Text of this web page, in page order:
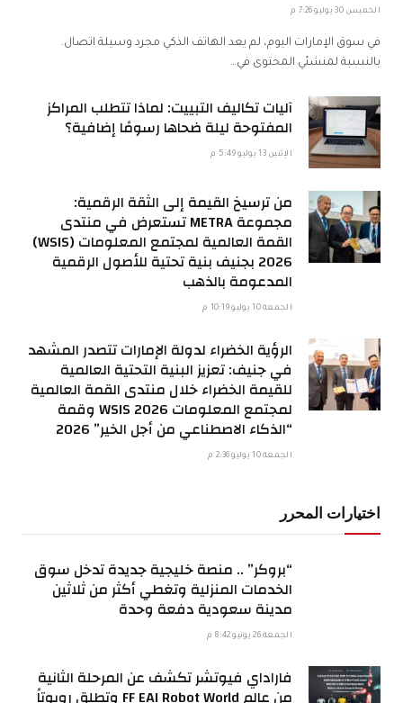
الخميس 30 يوليو 7:26 م
في سوق الإمارات اليوم، لم يعد الهاتف الذكي مجرد وسيلة اتصال.
بالنسبة لمنشئي المحتوى في…
آليات تكاليف التبييت: لماذا تتطلب المراكز
المفتوحة ليلة ضحاها رسومًا إضافية؟
الإثنين 13 يوليو 5:49 م
من ترسيخ القيمة إلى الثقة الرقمية:
مجموعة METRA تستعرض في منتدى
القمة العالمية لمجتمع المعلومات (WSIS)
2026 بجنيف بنية تحتية للأصول الرقمية
المدعومة بالذهب
الجمعة 10 يوليو 10:19 م
الرؤية الخضراء لدولة الإمارات تتصدر المشهد
في جنيف: تعزيز البنية التحتية العالمية
للقيمة الخضراء خلال منتدى القمة العالمية
لمجتمع المعلومات WSIS 2026 وقمة
“الذكاء الاصطناعي من أجل الخير” 2026
الجمعة 10 يوليو 2:36 م
اختيارات المحرر
“بروكر” .. منصة خليجية جديدة تدخل سوق
الخدمات المنزلية وتغطي أكثر من ثلاثين
مدينة سعودية دفعة وحدة
الجمعة 26 يونيو 8:42 م
فاراداي فيوتشر تكشف عن المرحلة الثانية
من عالم FF EAI Robot World وتطلق روبوتاً